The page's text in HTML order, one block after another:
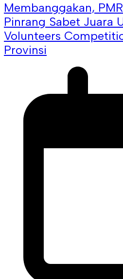
Membanggakan,
Pinrang Sabet Juara
Volunteers
Provinsi